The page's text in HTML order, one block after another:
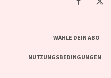
WÄHLE DEIN ABO
NUTZUNGSBEDINGUNGEN